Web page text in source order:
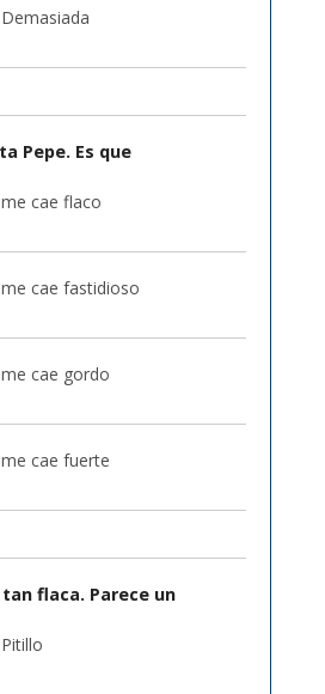
Demasiada
me cae flaco
me cae fastidioso
me cae gordo
me cae fuerte
Pitillo